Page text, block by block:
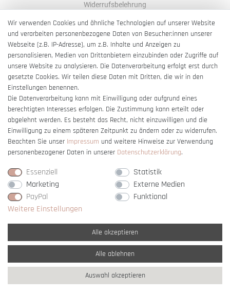
Widerrufsbelehrung
AGB
Impressum
Barrierefreiheitserklärung
Vertrag widerrufen
* Alle Preise verstehen sich inkl. gesetzl. MwSt. undzzgl. Versandkosten
** Nur innerhalb Deutschlands© copyright 2007-2026 Schmuck Krone / Alle
Rechte vorbehalten / powered bycreateyourtemplate
Wir verwenden Cookies und ähnliche Technologien auf unserer Website
und verarbeiten personenbezogene Daten von Besucher:innen unserer
Webseite (z.B. IP-Adresse), um z.B. Inhalte und Anzeigen zu
personalisieren, Medien von Drittanbietern einzubinden oder Zugriffe auf
unsere Website zu analysieren. Die Datenverarbeitung erfolgt erst durch
gesetzte Cookies. Wir teilen diese Daten mit Dritten, die wir in den
Einstellungen benennen.
Die Datenverarbeitung kann mit Einwilligung oder aufgrund eines
berechtigten Interesses erfolgen. Die Zustimmung kann erteilt oder
abgelehnt werden. Es besteht das Recht, nicht einzuwilligen und die
Einwilligung zu einem späteren Zeitpunkt zu ändern oder zu widerrufen.
Beachten Sie unser Impressum und weitere Hinweise zur Verwendung
personenbezogener Daten in unserer Daten­schutz­erklärung.
Essenziell
Statistik
Marketing
Externe Medien
PayPal
Funktional
Weitere Einstellungen
Alle akzeptieren
Alle ablehnen
Auswahl akzeptieren